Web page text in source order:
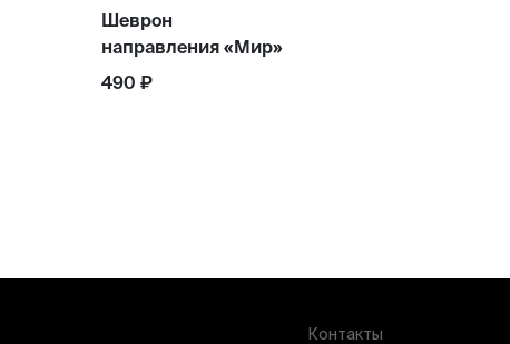
Шеврон
направления «Мир»
490 ₽
Контакты